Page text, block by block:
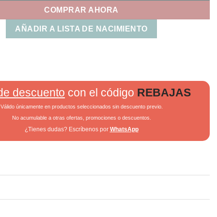
COMPRAR AHORA
AÑADIR A LISTA DE NACIMIENTO
descuento con el código REBAJAS
Válido únicamente en productos seleccionados sin descuento previo.
No acumulable a otras ofertas, promociones o descuentos.
¿Tienes dudas? Escríbenos por WhatsApp